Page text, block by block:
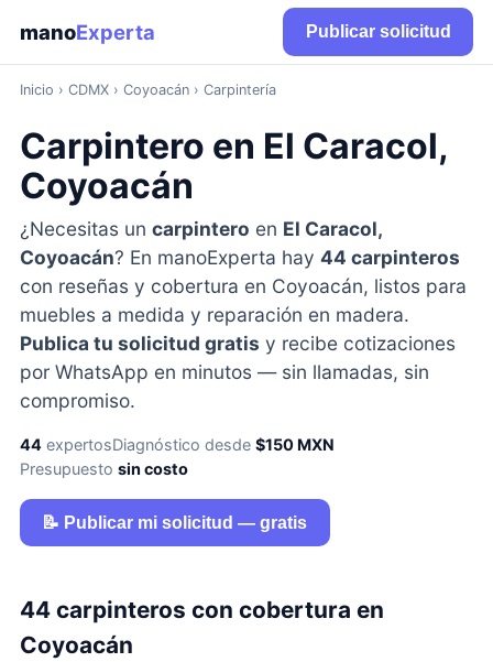
manoExperta Publicar solicitud
Inicio › CDMX› Coyoacán › Carpintería
Carpintero en El Caracol,
Coyoacán
¿Necesitas un carpintero en El Caracol,
Coyoacán? En manoExperta hay 44 carpinteros
con reseñas y cobertura en Coyoacán, listos para
muebles a medida y reparación en madera.
Publica tu solicitud gratis y recibe cotizaciones
por WhatsApp en minutos — sin llamadas, sin
compromiso.
44expertosDiagnóstico desde $150 MXN
Presupuesto sin costo
📝 Publicar mi solicitud — gratis
44 carpinteros con cobertura en
Coyoacán